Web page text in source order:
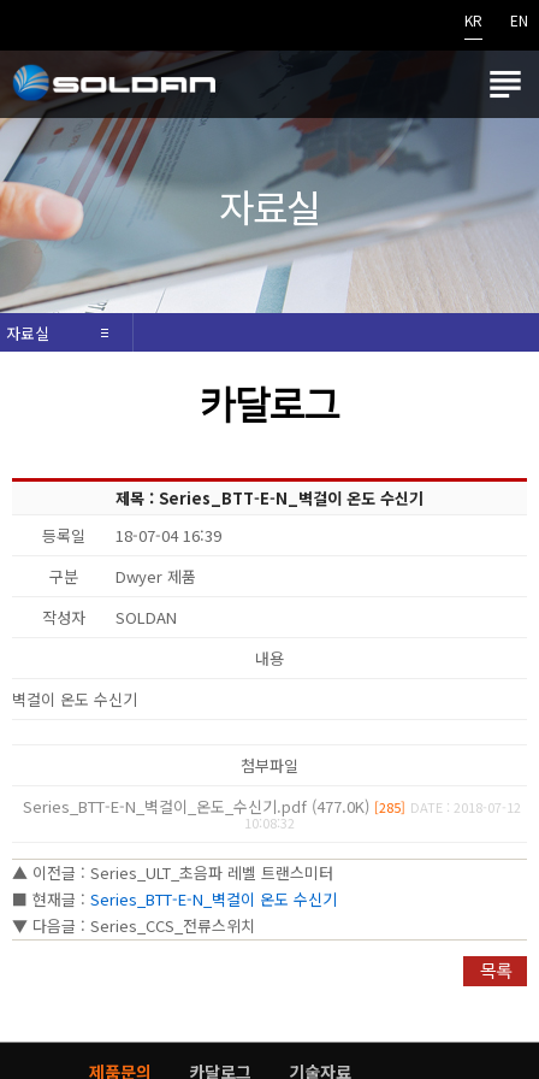
KR EN

자료실
자료실
카달로그
제목 : Series_BTT-E-N_벽걸이 온도 수신기
등록일
18-07-04 16:39
구분
Dwyer 제품
작성자
SOLDAN
내용
벽걸이 온도 수신기
첨부파일
Series_BTT-E-N_벽걸이_온도_수신기.pdf (477.0K) [285] DATE : 2018-07-12
10:08:32
▲ 이전글 : Series_ULT_초음파 레벨 트랜스미터
■ 현재글 : Series_BTT-E-N_벽걸이 온도 수신기
▼ 다음글 : Series_CCS_전류스위치
제품문의 카달로그 기술자료